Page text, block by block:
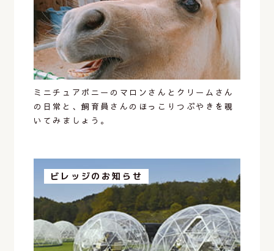
ミニチュアポニーのマロンさんとクリームさん
の日常と、飼育員さんのほっこりつぶやきを覗
いてみましょう。
ビレッジのお知らせ